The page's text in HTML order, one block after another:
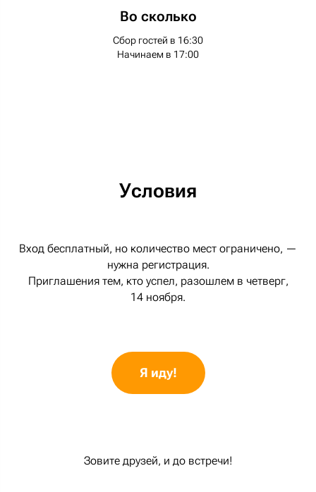
Во сколько
Сбор гостей в 16:30
Начинаем в 17:00
Условия
Вход бесплатный, но количество мест ограничено, —
нужна регистрация.
Приглашения тем, кто успел, разошлем в четверг,
14 ноября.
Я иду!
Зовите друзей, и до встречи!